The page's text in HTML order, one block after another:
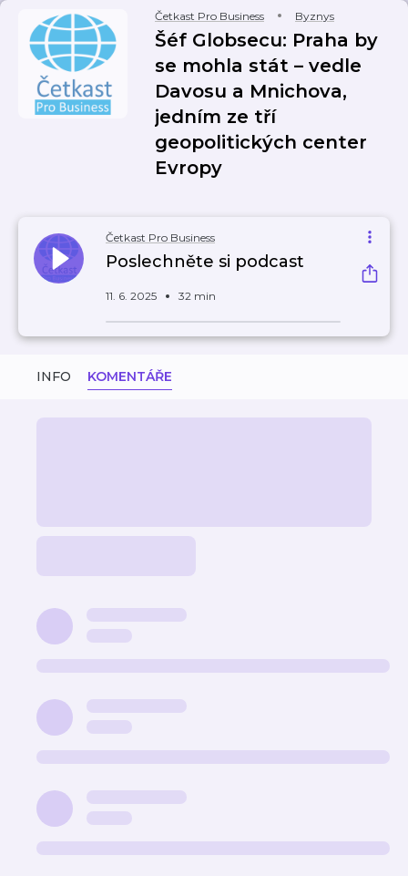
Četkast Pro Business Byznys
Šéf Globsecu: Praha by
se mohla stát – vedle
Davosu a Mnichova,
jedním ze tří
geopolitických center
Evropy
Četkast Pro Business
Poslechněte si podcast
11. 6. 2025 32 min
INFO KOMENTÁŘE